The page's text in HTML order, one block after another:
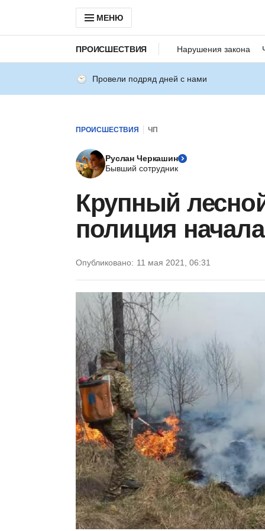
МЕНЮ
ПРОИСШЕСТВИЯ Нарушения закона
Провели подряд дней с нами
ПРОИСШЕСТВИЯ ЧП
Руслан Черкашин
Бывший сотрудник
Крупный
полиция
Опубликовано: 11 мая 2021, 06:31